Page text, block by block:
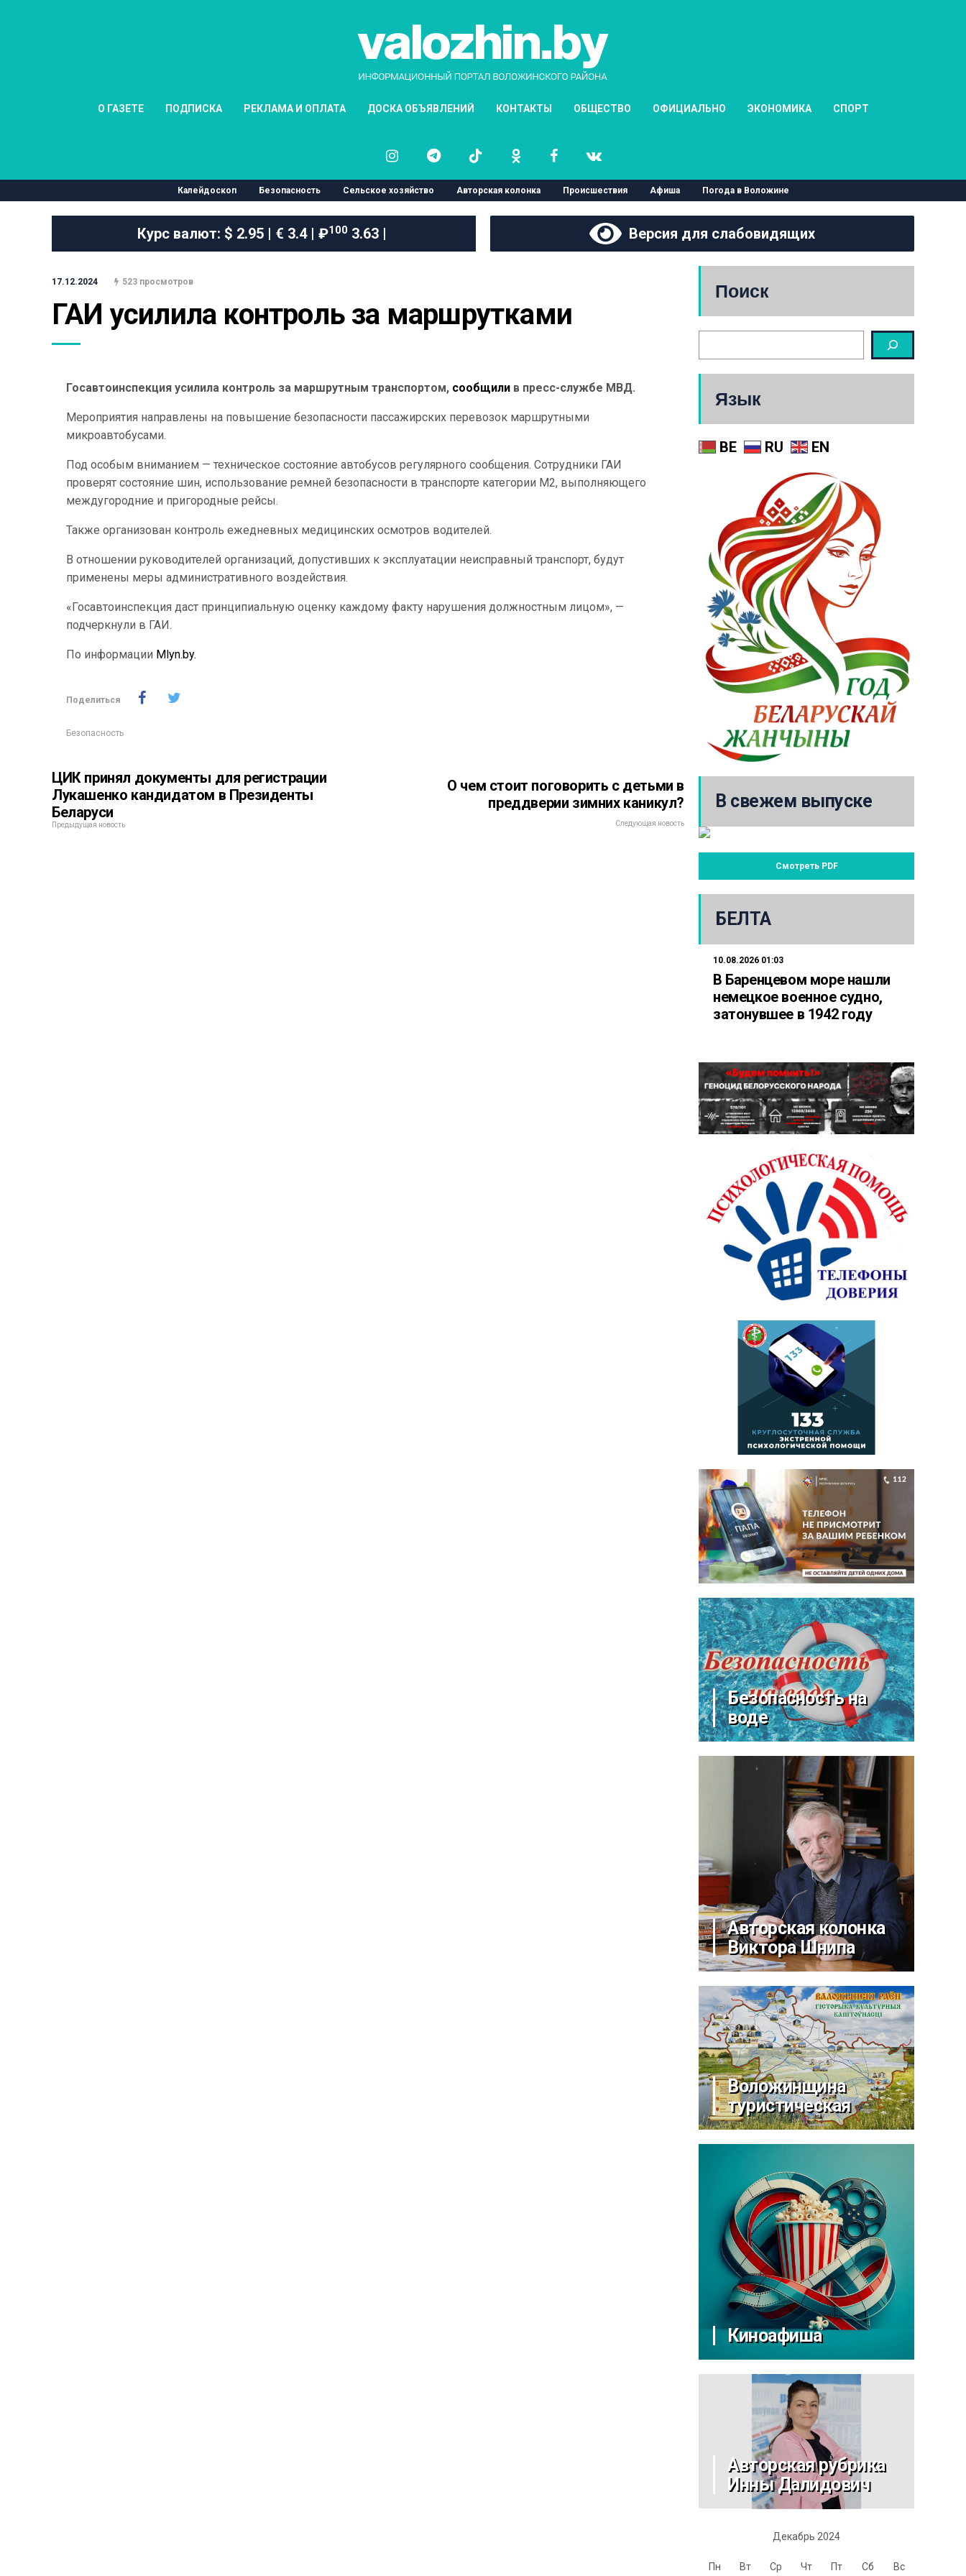
О ГАЗЕТЕ ПОДПИСКА РЕКЛАМА И ОПЛАТА ДОСКА ОБЪЯВЛЕНИЙ КОНТАКТЫ ОБЩЕСТВО ОФИЦИАЛЬНО ЭКОНОМИКА СПОРТ
Калейдоскоп Безопасность Сельское хозяйство Авторская колонка Происшествия Афиша Погода в Воложине
Курс валют: $ 2.95 | € 3.4 | ₽100 3.63 | Версия для слабовидящих
17.12.2024 523 просмотров
ГАИ усилила контроль за маршрутками
Госавтоинспекция усилила контроль за маршрутным транспортом, сообщили в пресс-службе МВД.
Мероприятия направлены на повышение безопасности пассажирских перевозок маршрутными
микроавтобусами.
Под особым вниманием — техническое состояние автобусов регулярного сообщения. Сотрудники ГАИ
проверят состояние шин, использование ремней безопасности в транспорте категории М2, выполняющего
междугородние и пригородные рейсы.
Также организован контроль ежедневных медицинских осмотров водителей.
В отношении руководителей организаций, допустивших к эксплуатации неисправный транспорт, будут
применены меры административного воздействия.
«Госавтоинспекция даст принципиальную оценку каждому факту нарушения должностным лицом», —
подчеркнули в ГАИ.
По информации Mlyn.by.
Поделиться
Безопасность
ЦИК принял документы для регистрации
Лукашенко кандидатом в Президенты
Беларуси
Предыдущая новость
О чем стоит поговорить с детьми в
преддверии зимних каникул?
Следующая новость
Поиск
Язык
BE RU EN
В свежем выпуске
Смотреть PDF
БЕЛТА
10.08.2026 01:03
В Баренцевом море нашли
немецкое военное судно,
затонувшее в 1942 году
Безопасность на
воде
Авторская колонка
Виктора Шнипа
Воложинщина
туристическая
Киноафиша
Авторская рубрика
Инны Далидович
Декабрь 2024
Пн Вт Ср Чт Пт Сб Вс